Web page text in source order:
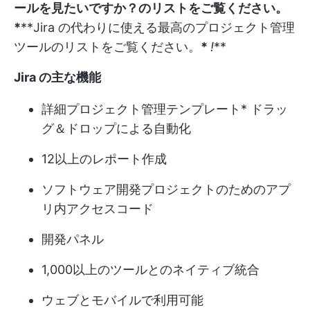
ールを見たいですか？のリストをご覧ください。
***Jira の代わりに使える最高のプロジェクト管理
ツールのリストをご覧ください。 * !**
Jira の主な機能
詳細プロジェクト管理テンプレート * ドラッ
グ＆ドロップによる自動化
12以上のレポート作成
ソフトウェア開発プロジェクトのためのアプ
リ内アクセスコード
開発パネル
1,000以上のツールとのネイティブ統合
ウェブとモバイルで利用可能